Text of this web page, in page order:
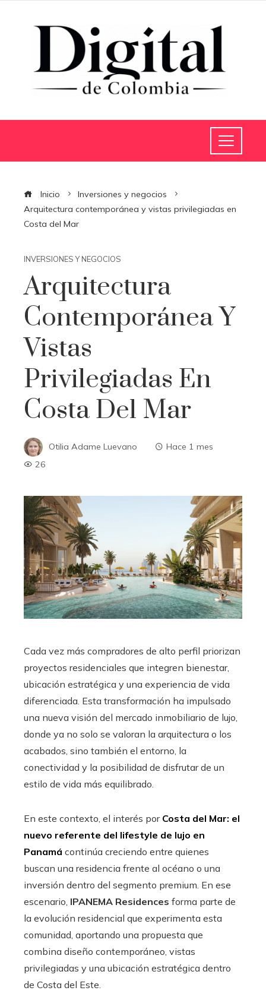
Inicio
Inversiones y negocios
Arquitectura contemporánea y vistas privilegiadas en
Costa del Mar
INVERSIONES Y NEGOCIOS
Arquitectura
Contemporánea Y
Vistas
Privilegiadas En
Costa Del Mar
Otilia Adame Luevano
Hace 1 mes
26
Cada vez más compradores de alto perfil priorizan
proyectos residenciales que integren bienestar,
ubicación estratégica y una experiencia de vida
diferenciada. Esta transformación ha impulsado
una nueva visión del mercado inmobiliario de lujo,
donde ya no solo se valoran la arquitectura o los
acabados, sino también el entorno, la
conectividad y la posibilidad de disfrutar de un
estilo de vida más equilibrado.
En este contexto, el interés por Costa del Mar: el
nuevo referente del lifestyle de lujo en
Panamá continúa creciendo entre quienes
buscan una residencia frente al océano o una
inversión dentro del segmento premium. En ese
escenario, IPANEMA Residences forma parte de
la evolución residencial que experimenta esta
comunidad, aportando una propuesta que
combina diseño contemporáneo, vistas
privilegiadas y una ubicación estratégica dentro
de Costa del Este.